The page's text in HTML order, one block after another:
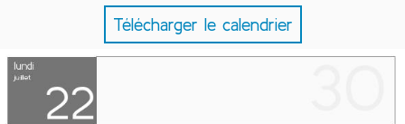
Télécharger le calendrier